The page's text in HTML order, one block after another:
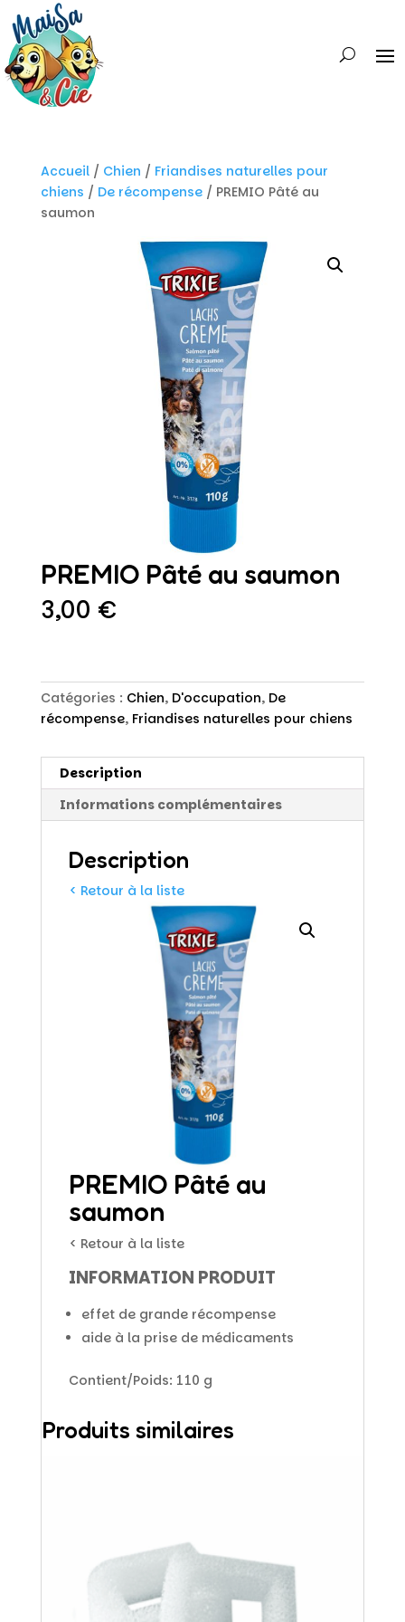
Accueil/ Chien / Friandises naturelles pour
chiens / De récompense/ PREMIO Pâté au
saumon
PREMIO Pâté au saumon
3,00 €
Catégories : Chien, D'occupation, De
récompense, Friandises naturelles pour chiens
Description
Informations complémentaires
Description
< Retour à la liste
PREMIO Pâté au
saumon
< Retour à la liste
INFORMATION PRODUIT
effet de grande récompense
aide à la prise de médicaments
Contient/Poids: 110 g
Produits similaires